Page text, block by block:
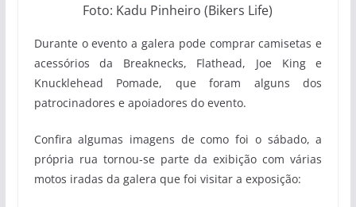
Foto: Kadu Pinheiro (Bikers Life)
Durante o evento a galera pode comprar camisetas e
acessórios da Breaknecks, Flathead, Joe King e
Knucklehead Pomade, que foram alguns dos
patrocinadores e apoiadores do evento.
Confira algumas imagens de como foi o sábado, a
própria rua tornou-se parte da exibição com várias
motos iradas da galera que foi visitar a exposição: